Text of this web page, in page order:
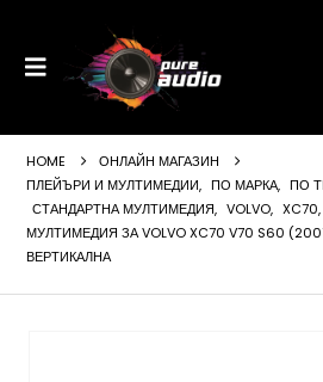
HOME
ОНЛАЙН МАГАЗИН
ПЛЕЙЪРИ И МУЛТИМЕДИИ, ПО МАРКА, ПО
СТАНДАРТНА МУЛТИМЕДИЯ, VOLVO, XC70,
МУЛТИМЕДИЯ ЗА VOLVO XC70 V70 S60
ВЕРТИКАЛНА